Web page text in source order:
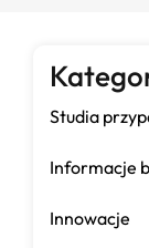
Studia
Informacje
Innowacje